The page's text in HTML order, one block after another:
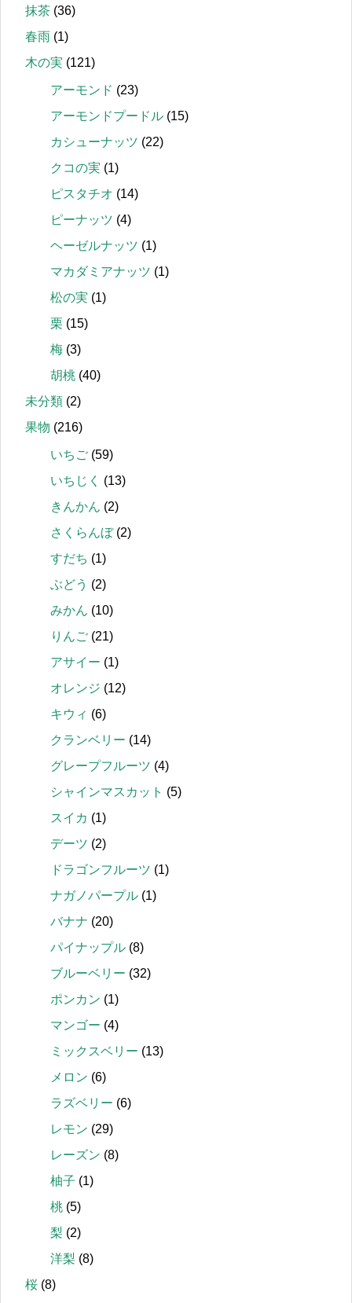
抹茶 (36)
春雨 (1)
木の実 (121)
アーモンド (23)
アーモンドプードル (15)
カシューナッツ (22)
クコの実 (1)
ピスタチオ (14)
ピーナッツ (4)
ヘーゼルナッツ (1)
マカダミアナッツ (1)
松の実 (1)
栗 (15)
梅 (3)
胡桃 (40)
未分類 (2)
果物 (216)
いちご (59)
いちじく
(13)
きんかん (2)
さくらんぼ(2)
すだち (1)
ぶどう (2)
みかん (10)
りんご (21)
アサイー (1)
オレンジ (12)
キウィ (6)
クランベリー (14)
グレープフルーツ (4)
シャインマスカット (5)
スイカ (1)
デーツ (2)
ドラゴンフルーツ (1)
ナガノパープル (1)
バナナ (20)
パイナップル (8)
ブルーベリー (32)
ポンカン (1)
マンゴー (4)
ミックスベリー (13)
メロン (6)
ラズベリー (6)
レモン (29)
レーズン (8)
柚子 (1)
桃 (5)
梨 (2)
洋梨 (8)
桜 (8)